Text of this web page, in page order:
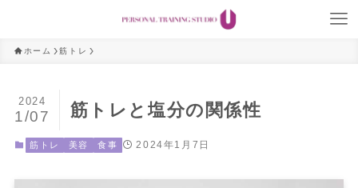
ホーム 筋トレ
筋トレと塩分の関係性
2024
1/07
筋トレ 美容 食事 2024年1月7日